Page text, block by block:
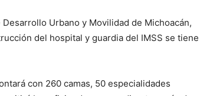
Urbano y Movilidad de Michoacán,
del hospital y guardia del IMSS se tiene
con 260 camas, 50 especialidades